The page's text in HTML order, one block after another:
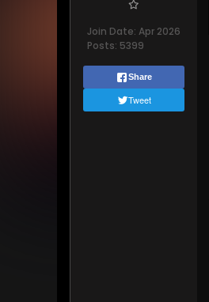
Join Date: Apr 2026
Posts: 5399
Share
Tweet